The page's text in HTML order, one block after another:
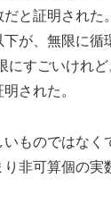
と証明された。
が、無限に循
にすごいけれど
された。
ものではなく
り非可算個の実